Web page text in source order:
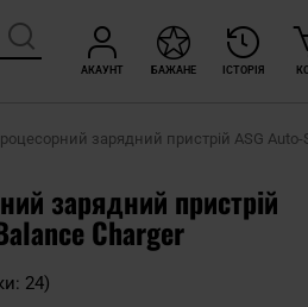
АКАУНТ ІСТОРІЯ
БАЖАНЕ
зарядний пристрій ASG Auto-
зарядний пристрій
Charger
24)